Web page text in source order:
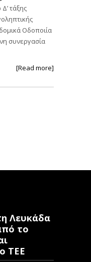
τάξης
Οδοποιία
συνεργασία
[Read more]
Λευκάδα
το
ΤΕΕ